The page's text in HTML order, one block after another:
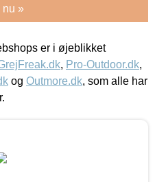
nu »
er i øjeblikket
, Pro-Outdoor.dk,
og Outmore.dk, som alle har